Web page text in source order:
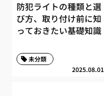
防犯ライトの種類と選
び方、取り付け前に知
っておきたい基礎知識
2025.08.01
未分類